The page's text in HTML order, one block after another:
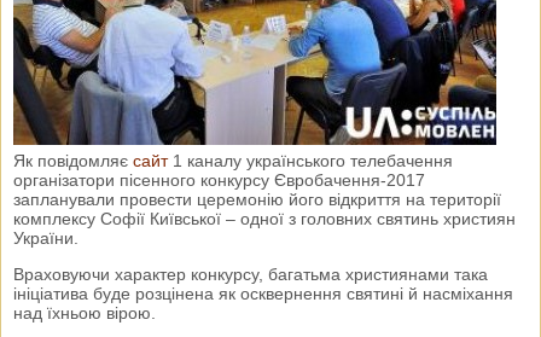
Як повідомляє сайт1 каналу українського телебачення
організатори пісенного конкурсу Євробачення-2017
запланували провести церемонію його відкриття на території
комплексу Софії Київської – одної з головних святинь християн
України.
Враховуючи характер конкурсу, багатьма християнами така
ініціатива буде розцінена як осквернення святині й насміхання
над їхньою вірою.